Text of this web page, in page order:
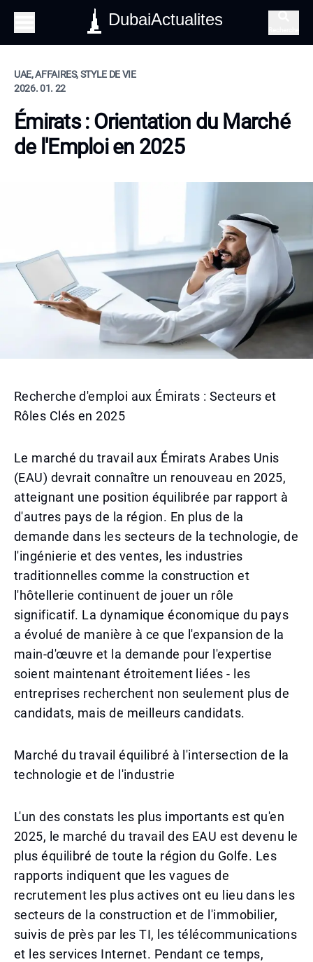
DubaiActualites
UAE, AFFAIRES, STYLE DE VIE
2026. 01. 22
Émirats : Orientation du Marché
de l'Emploi en 2025
Recherche d'emploi aux Émirats : Secteurs et
Rôles Clés en 2025
Le marché du travail aux Émirats Arabes Unis
(EAU) devrait connaître un renouveau en 2025,
atteignant une position équilibrée par rapport à
d'autres pays de la région. En plus de la
demande dans les secteurs de la technologie, de
l'ingénierie et des ventes, les industries
traditionnelles comme la construction et
l'hôtellerie continuent de jouer un rôle
significatif. La dynamique économique du pays
a évolué de manière à ce que l'expansion de la
main-d'œuvre et la demande pour l'expertise
soient maintenant étroitement liées - les
entreprises recherchent non seulement plus de
candidats, mais de meilleurs candidats.
Marché du travail équilibré à l'intersection de la
technologie et de l'industrie
L'un des constats les plus importants est qu'en
2025, le marché du travail des EAU est devenu le
plus équilibré de toute la région du Golfe. Les
rapports indiquent que les vagues de
recrutement les plus actives ont eu lieu dans les
secteurs de la construction et de l'immobilier,
suivis de près par les TI, les télécommunications
et les services Internet. Pendant ce temps,